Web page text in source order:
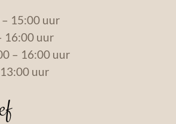
15:00 uur
16:00 uur
– 16:00 uur
uur